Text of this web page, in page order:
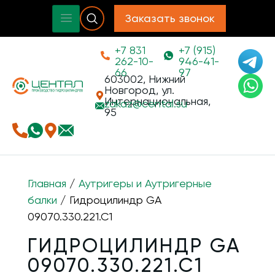
Заказать звонок
+7 831
262-10-
66
+7 (915)
946-41-
97
603002, Нижний
Новгород, ул.
Интернациональная,
95
zakaz@cental.su
Главная / Аутригеры и Аутригерные
балки / Гидроцилиндр GA
09070.330.221.C1
ГИДРОЦИЛИНДР GA
09070.330.221.C1